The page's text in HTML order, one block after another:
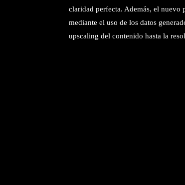
claridad perfecta. Además, el nuevo
mediante el uso de los datos
upscaling del contenido hasta la